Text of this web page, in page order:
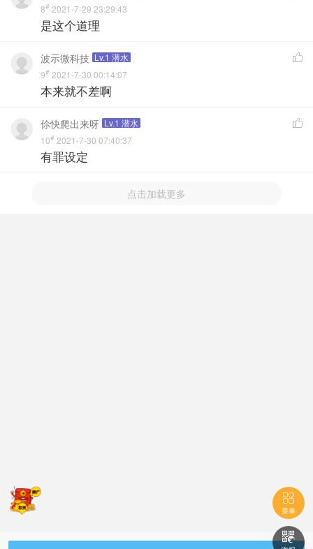
8# 2021-7-29 23:29:43
是这个道理

波示微科技 Lv.1 潜水
9# 2021-7-30 00:14:07
本来就不差啊

伱快爬出来呀 Lv.1 潜水
10# 2021-7-30 07:40:37
有罪设定
点击加载更多

菜单
